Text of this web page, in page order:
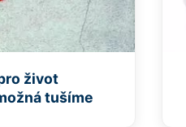
život
tušíme